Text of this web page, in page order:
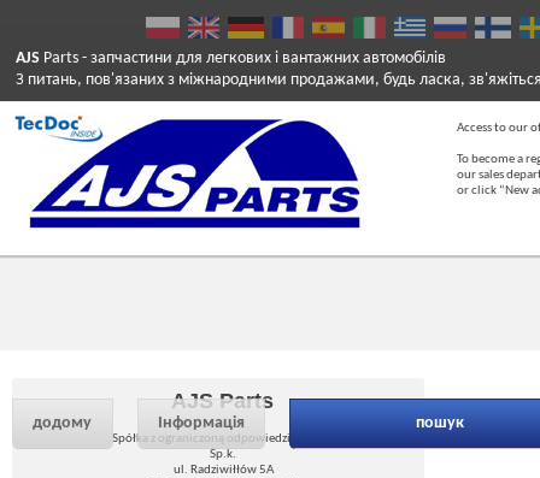
AJS Parts - запчастини для легкових і вантажних автомобілів
З питань, пов'язаних з міжнародними продажами, будь ласка,
Access to our
To become a
our sales
or click “New
додому Інформація пошук
AJS Parts
Spółka z ograniczoną odpowiedzialnością
Sp.k.
ul. Radziwiłłów 5A